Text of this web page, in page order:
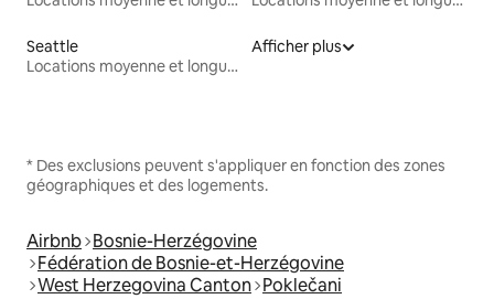
Seattle
Locations moyenne et longue durée
Afficher plus
* Des exclusions peuvent s'appliquer en fonction des zones
géographiques et des logements.
Airbnb Bosnie-Herzégovine
Fédération de Bosnie-et-Herzégovine
West Herzegovina Canton Poklečani